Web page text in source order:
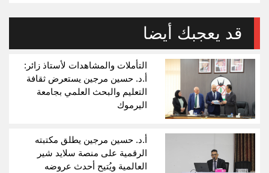
قد يعجبك أيضا
التأملات والمشاهدات لأستاذ زائر:
أ.د. حسين مرجين يستعرض ثقافة
التعليم والبحث العلمي بجامعة
اليرموك
أ.د. حسين مرجين يطلق مكتبته
الرقمية على منصة سلايد شير
العالمية ويُتيح أحدث عروضه